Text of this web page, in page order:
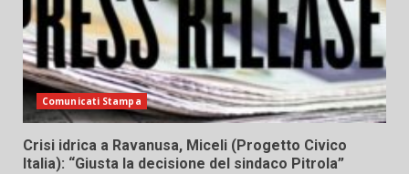
Comunicati Stampa
Crisi idrica a Ravanusa, Miceli (Progetto Civico
Italia): “Giusta la decisione del sindaco Pitrola”